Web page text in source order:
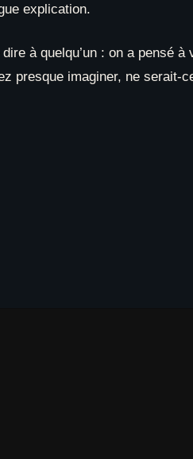
explication.
à quelqu’un : on a pensé
presque imaginer, ne serait-